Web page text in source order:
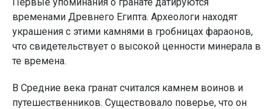
временами Древнего Египта. Археологи находят
украшения с этими камнями в гробницах фараонов,
что свидетельствует о высокой ценности минерала в
те времена.
В Средние века гранат считался камнем воинов и
путешественников. Существовало поверье, что он